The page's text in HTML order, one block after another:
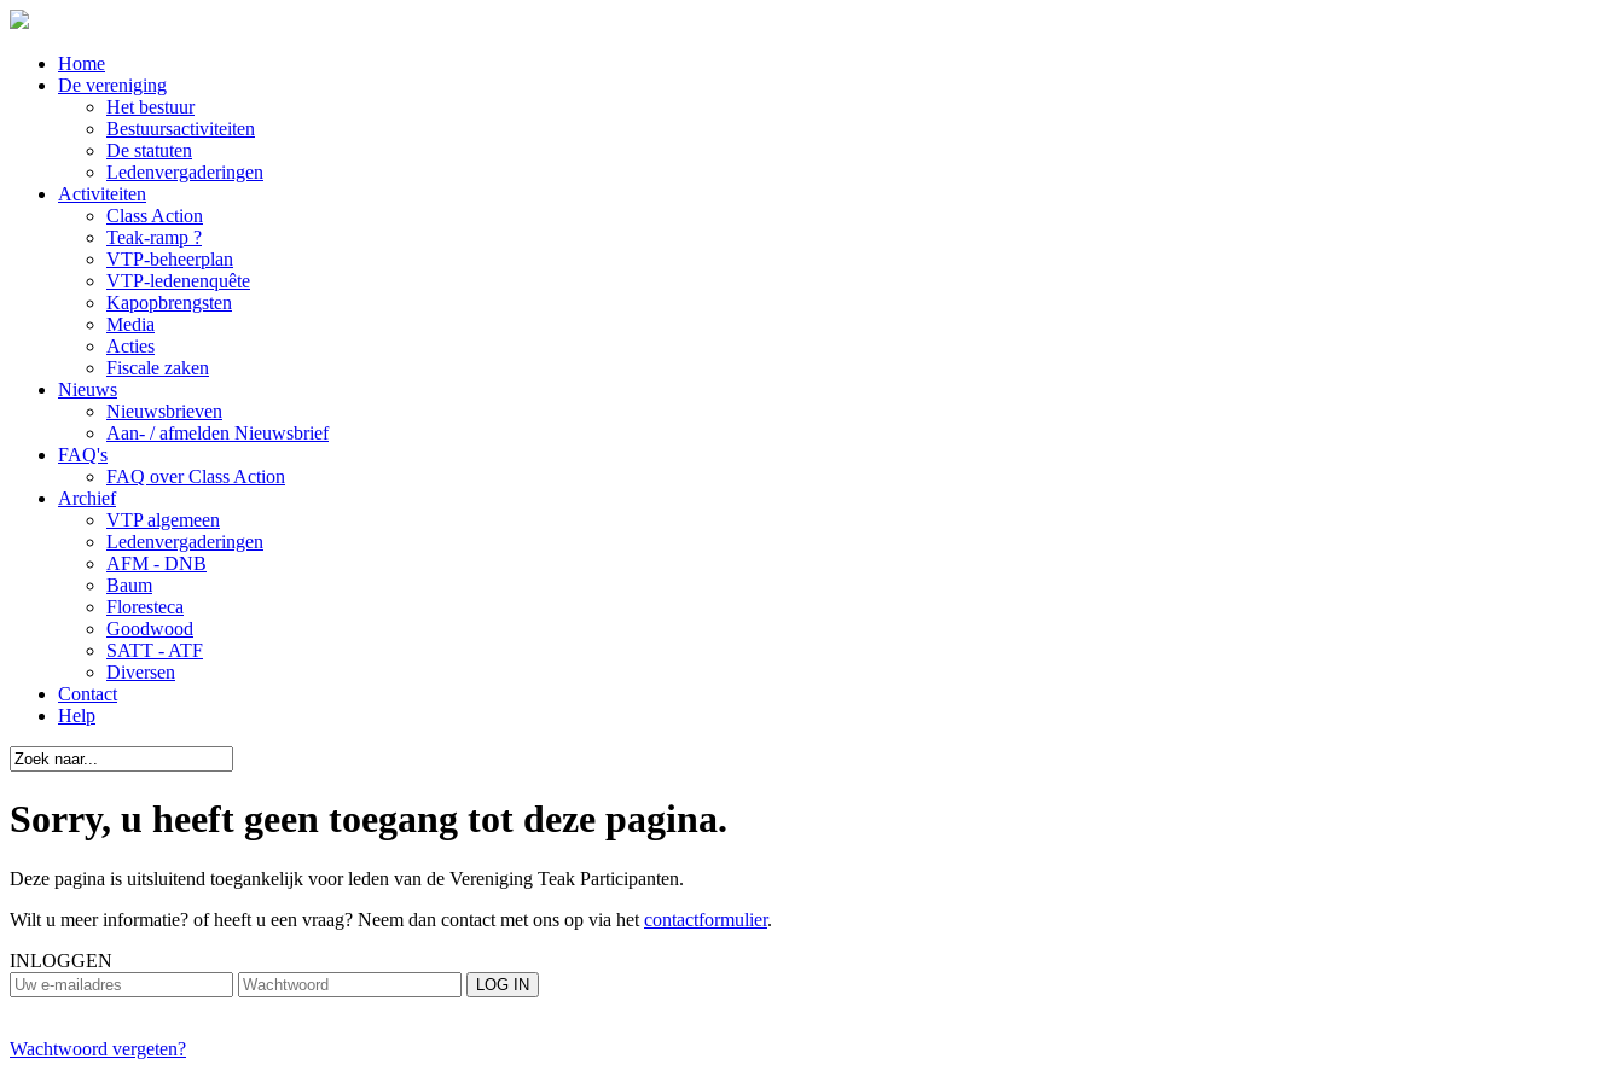
Home
De vereniging
Het bestuur
Bestuursactiviteiten
De statuten
Ledenvergaderingen
Activiteiten
Class Action
Teak-ramp ?
VTP-beheerplan
VTP-ledenenquête
Kapopbrengsten
Media
Acties
Fiscale zaken
Nieuws
Nieuwsbrieven
Aan- / afmelden Nieuwsbrief
FAQ's
FAQ over Class Action
Archief
VTP algemeen
Ledenvergaderingen
AFM - DNB
Baum
Floresteca
Goodwood
SATT - ATF
Diversen
Contact
Help
Sorry, u heeft geen toegang tot deze pagina.
Deze pagina is uitsluitend toegankelijk voor leden van de Vereniging Teak Participanten.
Wilt u meer informatie? of heeft u een vraag? Neem dan contact met ons op via het contactformulier.
INLOGGEN
Wachtwoord vergeten?